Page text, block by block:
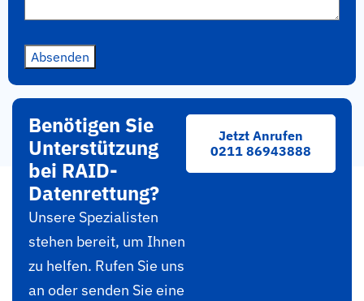
Absenden
Benötigen Sie
Unterstützung
bei RAID-
Datenrettung?
Unsere Spezialisten
stehen bereit, um Ihnen
zu helfen. Rufen Sie uns
an oder senden Sie eine
Jetzt Anrufen
0211 86943888